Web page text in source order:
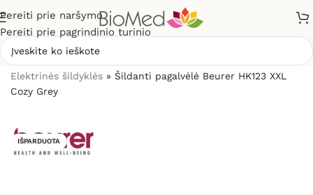
Pereiti prie naršymo
Pereiti prie pagrindinio turinio
Elektrinės šildyklės » Šildanti pagalvėlė Beurer HK123 XXL
Cozy Grey
IŠPARDUOTA